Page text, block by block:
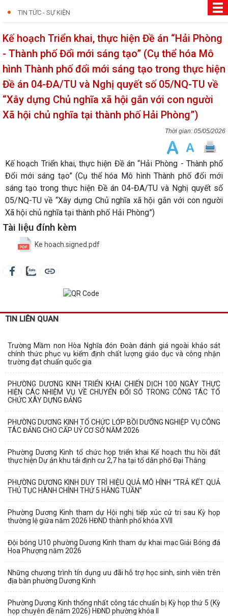
TIN TỨC - SỰ KIỆN
Kế hoạch Triển khai, thực hiện Đề án “Hải Phòng
- Thành phố Đổi mới sáng tạo” (Cụ thể hóa Mô
hình Thành phố đổi mới sáng tạo trong thực hiện
Đề án 04-ĐA/TU và Nghị quyết số 05/NQ-TU về
“Xây dựng Chủ nghĩa xã hội gắn với con người
Xã hội chủ nghĩa tại thành phố Hải Phòng”)
05/05/2026
Kế hoạch Triển khai, thực hiện Đề án “Hải Phòng - Thành phố
Đổi mới sáng tạo” (Cụ thể hóa Mô hình Thành phố đổi mới
sáng tạo trong thực hiện Đề án 04-ĐA/TU và Nghị quyết số
05/NQ-TU về “Xây dựng Chủ nghĩa xã hội gắn với con người
Xã hội chủ nghĩa tại thành phố Hải Phòng”)
Tài liệu đính kèm
Ke hoach.signed.pdf
TIN LIÊN QUAN
Trường Mầm non Hòa Nghĩa đón Đoàn đánh giá ngoài khảo sát
chính thức phục vụ kiểm định chất lượng giáo dục và công nhận
trường đạt chuẩn quốc gia
PHƯỜNG DƯƠNG KINH TRIỂN KHAI CHIẾN DỊCH 100 NGÀY THỰC
HIỆN CÁC NHIỆM VỤ VỀ CHUYỂN ĐỔI SỐ TRONG CÔNG TÁC TỔ
CHỨC XÂY DỰNG ĐẢNG
PHƯỜNG DƯƠNG KINH TỔ CHỨC LỚP BỒI DƯỠNG NGHIỆP VỤ CÔNG
TÁC ĐẢNG CHO CẤP UỶ CƠ SỞ NĂM 2026
Phường Dương Kinh tổ chức họp triển khai Kế hoạch thu hồi đất
thực hiện Dự án khu tái định cư 2,7 ha tại tổ dân phố Đại Thắng
PHƯỜNG DƯƠNG KINH DUY TRÌ HIỆU QUẢ MÔ HÌNH “TRẢ KẾT QUẢ
THỦ TỤC HÀNH CHÍNH THỨ 5 HẰNG TUẦN”
Phường Dương Kinh tham dự Hội nghị tiếp xúc cử tri sau Kỳ họp
thường lệ giữa năm 2026 HĐND thành phố khóa XVII
Đội bóng U10 phường Dương Kinh tham dự khai mạc Giải Bóng đá
Hoa Phượng năm 2026
Những chương trình tín dụng ưu đãi hỗ trợ học sinh, sinh viên trên
địa bàn phường Dương Kinh
Phường Dương Kinh thống nhất công tác chuẩn bị Kỳ họp thứ 5 (Kỳ
họp chuyên đề năm 2026) HĐND phường khóa II